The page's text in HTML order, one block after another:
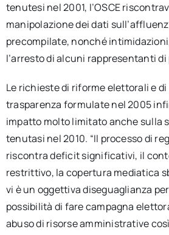
tenutesi nel 2001, l’OSCE
manipolazione dei dati
precompilate, nonché
l’arresto di alcuni rappresentanti
Le richieste di riforme elettorali e
trasparenza formulate nel 2005
impatto molto limitato anche sulla
tenutasi nel 2010. “Il processo di
riscontra deficit significativi, il
restrittivo, la copertura mediatica
vi è un oggettiva diseguaglianza
possibilità di fare campagna
abuso di risorse amministrative